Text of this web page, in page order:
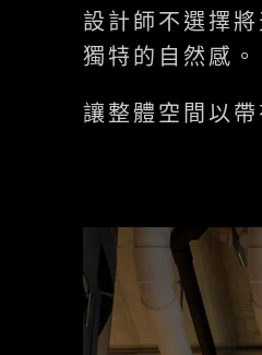
設計師不選擇
獨特的自然感。
讓整體空間以